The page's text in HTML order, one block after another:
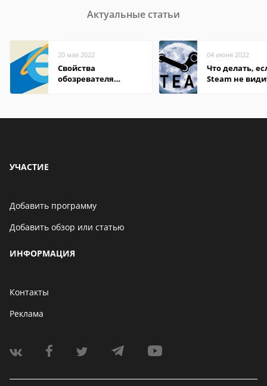
Актуальные статьи
20 мая 2022
Свойства
обозревателя
04 июня 2022
Что делать,
Steam не
УЧАСТИЕ
Добавить программу
Добавить обзор или статью
ИНФОРМАЦИЯ
Контакты
Реклама